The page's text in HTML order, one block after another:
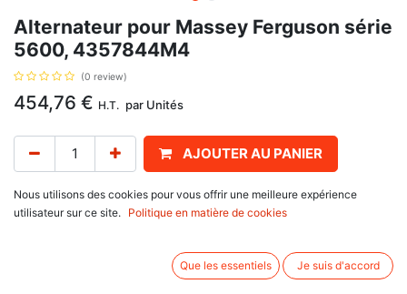
Alternateur pour Massey Ferguson série
5600, 4357844M4
(0 review)
454,76 € H.T. par Unités
AJOUTER AU PANIER
Délai de livraison : 1 semaine
Nous utilisons des cookies pour vous offrir une meilleure expérience
utilisateur sur ce site.
Politique en matière de cookies
Que les essentiels Je suis d'accord